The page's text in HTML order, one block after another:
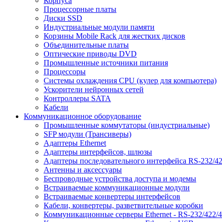
Процессорные платы
Диски SSD
Индустриальные модули памяти
Корзины Mobile Rack для жестких дисков
Объединительные платы
Оптические приводы DVD
Промышленные источники питания
Процессоры
Системы охлаждения CPU (кулер для компьютера)
Ускорители нейронных сетей
Контроллеры SATA
Кабели
Коммуникационное оборудование
Промышленные коммутаторы (индустриальные)
SFP модули (Трансиверы)
Адаптеры Ethernet
Адаптеры интерфейсов, шлюзы
Адаптеры последовательного интерфейса RS-232/
Антенны и аксессуары
Беспроводные устройства доступа и модемы
Встраиваемые коммуникационные модули
Встраиваемые конвертеры интерфейсов
Кабели, конвертеры, разветвительные коробки
Коммуникационные серверы Ethernet - RS-232/422/